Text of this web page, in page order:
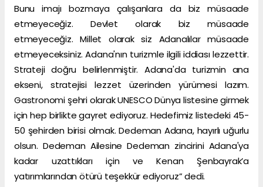
Bunu imajı bozmaya çalışanlara da biz müsaade
etmeyeceğiz. Devlet olarak biz müsaade
etmeyeceğiz. Millet olarak siz Adanalılar müsaade
etmeyeceksiniz. Adana'nın turizmle ilgili iddiası lezzettir.
Strateji doğru belirlenmiştir. Adana'da turizmin ana
ekseni, stratejisi lezzet üzerinden yürümesi lazım.
Gastronomi şehri olarak UNESCO Dünya listesine girmek
için hep birlikte gayret ediyoruz. Hedefimiz listedeki 45-
50 şehirden birisi olmak. Dedeman Adana, hayırlı uğurlu
olsun. Dedeman Ailesine Dedeman zincirini Adana'ya
kadar uzattıkları için ve Kenan Şenbayrak’a
yatırımlarından ötürü teşekkür ediyoruz” dedi.